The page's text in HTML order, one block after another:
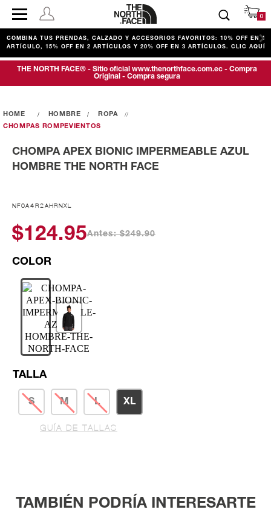
0
COMBINA TUS PRENDAS, CALZADO Y ACCESORIOS FAVORITOS: 10% OFF EN 1
ARTÍCULO, 15% OFF EN 2 ARTÍCULOS Y 20% OFF EN 3 ARTÍCULOS. CLIC AQUÍ
THE NORTH FACE® - Sitio oficial www.thenorthface.com.ec - Compra
Original - Compra segura
HOMBRE
ROPA
CHOMPAS ROMPEVIENTOS
CHOMPA APEX BIONIC IMPERMEABLE AZUL
HOMBRE THE NORTH FACE
NF0A4R2AHRNXL
$124.95Antes: $249.90
TALLA
S M L XL
GUÍA DE TALLAS
TAMBIÉN PODRÍA INTERESARTE